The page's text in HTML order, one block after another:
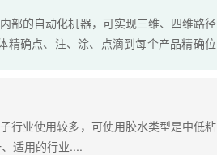
部的自动化机器，可实现三维、四维路径
精确点、注、涂、点滴到每个产品精确位
行业使用较多，可使用胶水类型是中低粘
适用的行业....